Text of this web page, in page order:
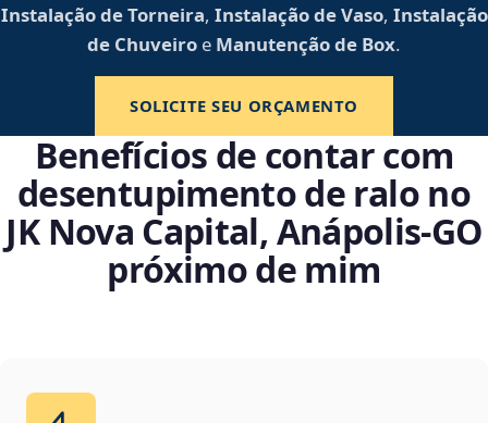
Instalação de Torneira, Instalação de Vaso, Instalação
de Chuveiro e Manutenção de Box.
SOLICITE SEU ORÇAMENTO
Benefícios de contar com
desentupimento de ralo no
JK Nova Capital, Anápolis‑GO
próximo de mim